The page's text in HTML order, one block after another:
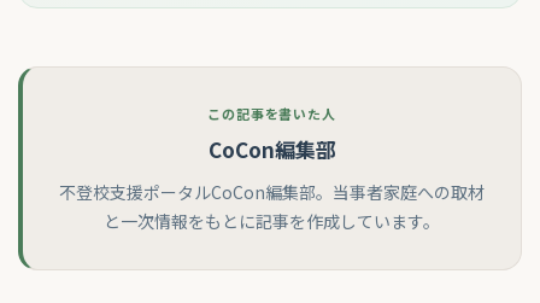
この記事を書いた人
CoCon編集部
不登校支援ポータルCoCon編集部。当事者家庭への取材
と一次情報をもとに記事を作成しています。